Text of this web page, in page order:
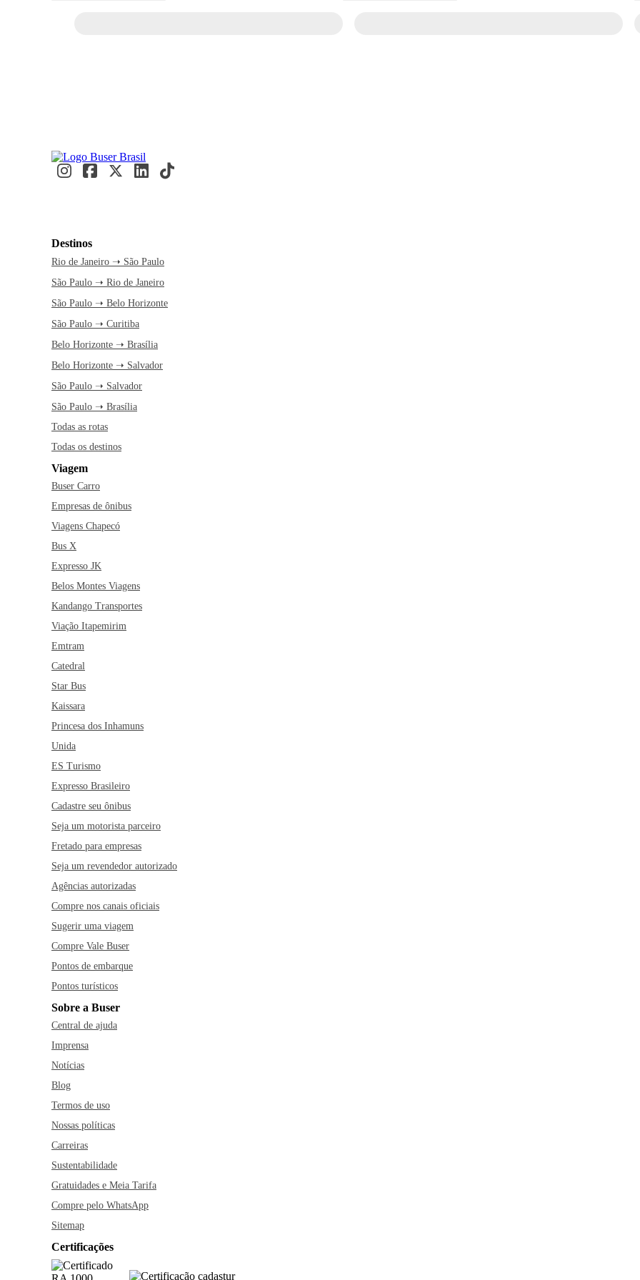
Destinos
Rio de Janeiro ➝ São Paulo
São Paulo ➝ Rio de Janeiro
São Paulo ➝ Belo Horizonte
São Paulo ➝ Curitiba
Belo Horizonte ➝ Brasília
Belo Horizonte ➝ Salvador
São Paulo ➝ Salvador
São Paulo ➝ Brasília
Todas as rotas
Todas os destinos
Viagem
Buser Carro
Empresas de ônibus
Viagens Chapecó
Bus X
Expresso JK
Belos Montes Viagens
Kandango Transportes
Viação Itapemirim
Emtram
Catedral
Star Bus
Kaissara
Princesa dos Inhamuns
Unida
ES Turismo
Expresso Brasileiro
Cadastre seu ônibus
Seja um motorista parceiro
Fretado para empresas
Seja um revendedor autorizado
Agências autorizadas
Compre nos canais oficiais
Sugerir uma viagem
Compre Vale Buser
Pontos de embarque
Pontos turísticos
Sobre a Buser
Central de ajuda
Imprensa
Notícias
Blog
Termos de uso
Nossas políticas
Carreiras
Sustentabilidade
Gratuidades e Meia Tarifa
Compre pelo WhatsApp
Sitemap
Certificações